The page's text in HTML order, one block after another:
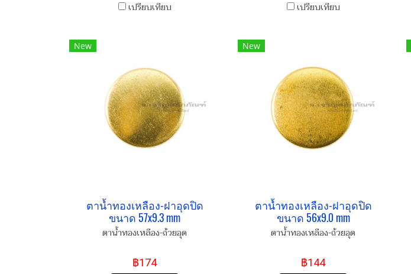
เปรียบเทียบ เปรียบเทียบ
New
ตาน้ำทองเหลือง-ฝาอุดปิด
ขนาด 57x9.3 mm
ตาน้ำทองเหลือง-ถ้วยอุด
฿174
New
ตาน้ำทองเหลือง-ฝาอุดปิด
ขนาด 56x9.0 mm
ตาน้ำทองเหลือง-ถ้วยอุด
฿144